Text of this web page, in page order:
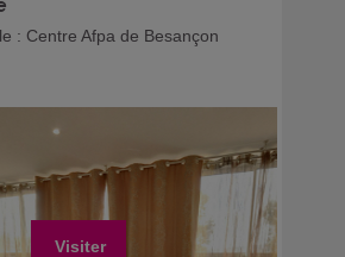
: Centre Afpa de Besançon
Visiter